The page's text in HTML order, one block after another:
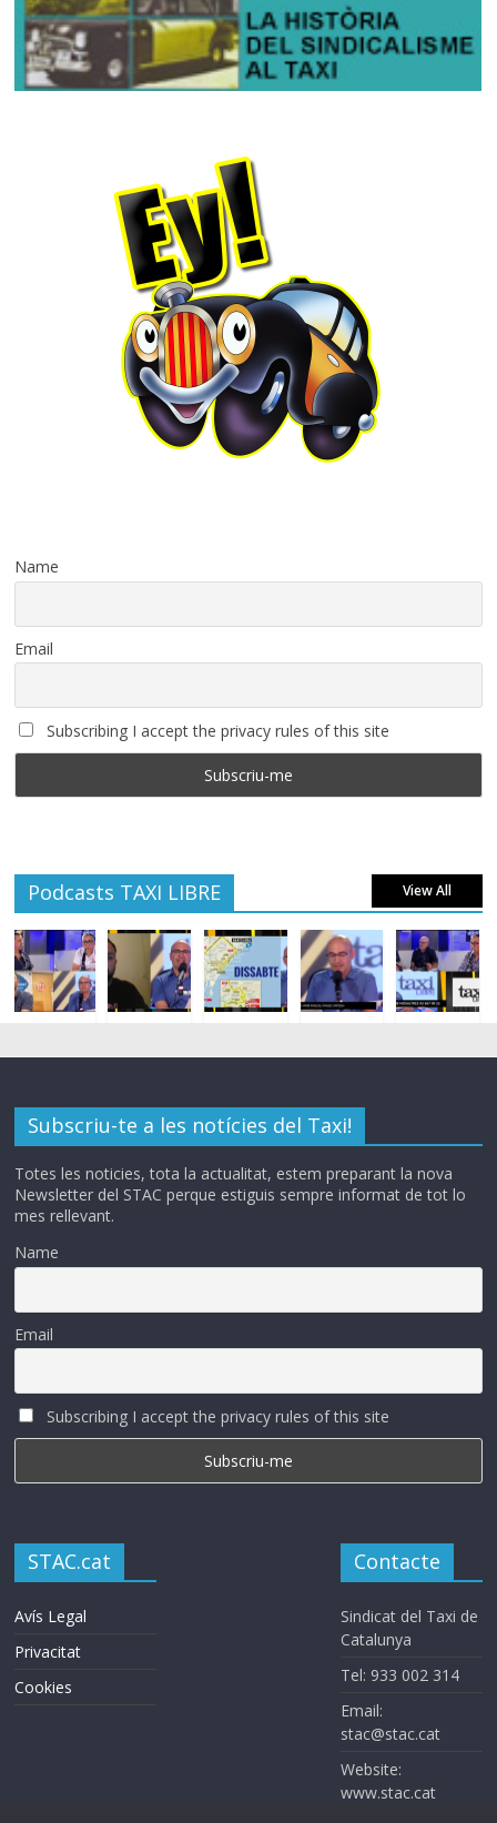
Name
Email
Subscribing I accept the privacy rules of this site
Podcasts TAXI LIBRE View All
Subscriu-te a les notícies del Taxi!
Totes les noticies, tota la actualitat, estem preparant la nova
Newsletter del STAC perque estiguis sempre informat de tot lo
mes rellevant.
Name
Email
Subscribing I accept the privacy rules of this site
STAC.cat
Avís Legal
Privacitat
Cookies
Contacte
Sindicat del Taxi de
Catalunya
Tel: 933 002 314
Email:
stac@stac.cat
Website:
www.stac.cat